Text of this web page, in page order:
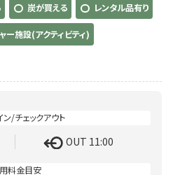
炭が買える レンタル品有り
ー施設(アクティビティ)
OUT 11:00